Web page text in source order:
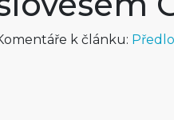
k článku: